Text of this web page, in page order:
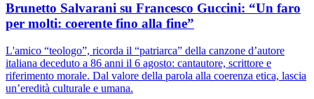
Brunetto Salvarani su Francesco Guccini: “Un faro
per molti: coerente fino alla fine”
L'amico “teologo”, ricorda il “patriarca” della canzone d’autore
italiana deceduto a 86 anni il 6 agosto: cantautore, scrittore e
riferimento morale. Dal valore della parola alla coerenza etica, lascia
un’eredità culturale e umana.